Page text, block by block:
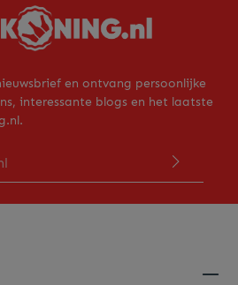
en ontvang persoonlijke
interessante blogs en het laatste